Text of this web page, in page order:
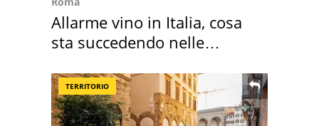
Allarme vino in Italia, cosa
sta succedendo nelle
TERRITORIO